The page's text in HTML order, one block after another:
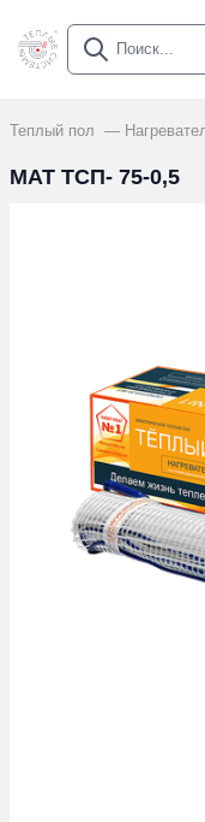
Теплый пол
МАТ ТСП- 75-0,5